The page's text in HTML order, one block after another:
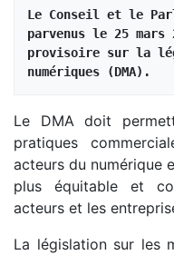
Le Conseil et le
parvenus le 25
provisoire sur la
numériques (DMA).
Le DMA doit
pratiques
acteurs du numérique
plus équitable et
acteurs et les
La législation sur les